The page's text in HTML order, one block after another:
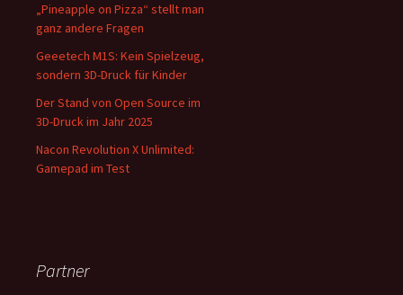
„Pineapple on Pizza“ stellt man
ganz andere Fragen
Geeetech M1S: Kein Spielzeug,
sondern 3D-Druck für Kinder
Der Stand von Open Source im
3D-Druck im Jahr 2025
Nacon Revolution X Unlimited:
Gamepad im Test
Partner